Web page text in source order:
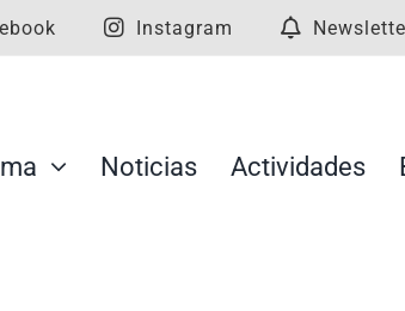
Instagram
Noticias Actividades